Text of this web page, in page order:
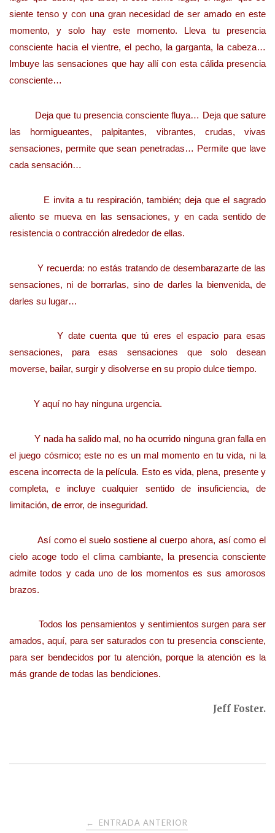
siente tenso y con una gran necesidad de ser amado en este
momento, y solo hay este momento. Lleva tu presencia
consciente hacia el vientre, el pecho, la garganta, la cabeza…
Imbuye las sensaciones que hay allí con esta cálida presencia
consciente…
Deja que tu presencia consciente fluya… Deja que sature
las hormigueantes, palpitantes, vibrantes, crudas, vivas
sensaciones, permite que sean penetradas… Permite que lave
cada sensación…
E invita a tu respiración, también; deja que el sagrado
aliento se mueva en las sensaciones, y en cada sentido de
resistencia o contracción alrededor de ellas.
Y recuerda: no estás tratando de desembarazarte de las
sensaciones, ni de borrarlas, sino de darles la bienvenida, de
darles su lugar…
Y date cuenta que tú eres el espacio para esas
sensaciones, para esas sensaciones que solo desean
moverse, bailar, surgir y disolverse en su propio dulce tiempo.
Y aquí no hay ninguna urgencia.
Y nada ha salido mal, no ha ocurrido ninguna gran falla en
el juego cósmico; este no es un mal momento en tu vida, ni la
escena incorrecta de la película. Esto es vida, plena, presente y
completa, e incluye cualquier sentido de insuficiencia, de
limitación, de error, de inseguridad.
Así como el suelo sostiene al cuerpo ahora, así como el
cielo acoge todo el clima cambiante, la presencia consciente
admite todos y cada uno de los momentos es sus amorosos
brazos.
Todos los pensamientos y sentimientos surgen para ser
amados, aquí, para ser saturados con tu presencia consciente,
para ser bendecidos por tu atención, porque la atención es la
más grande de todas las bendiciones.
Jeff Foster.
Navegación
← ENTRADA ANTERIOR